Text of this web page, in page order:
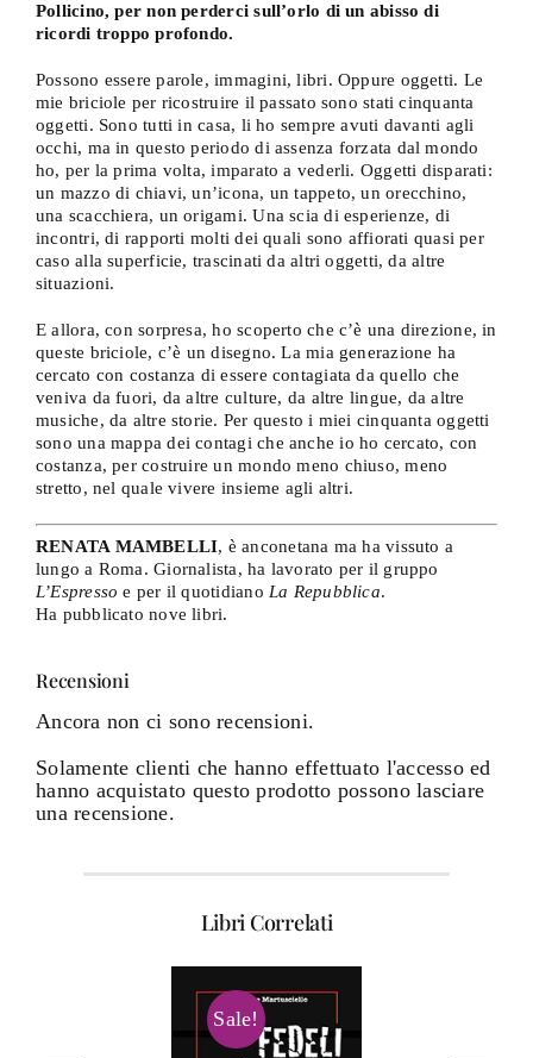
Pollicino, per non perderci sull’orlo di un abisso di
ricordi troppo profondo.
Possono essere parole, immagini, libri. Oppure oggetti. Le
mie briciole per ricostruire il passato sono stati cinquanta
oggetti. Sono tutti in casa, li ho sempre avuti davanti agli
occhi, ma in questo periodo di assenza forzata dal mondo
ho, per la prima volta, imparato a vederli. Oggetti disparati:
un mazzo di chiavi, un’icona, un tappeto, un orecchino,
una scacchiera, un origami. Una scia di esperienze, di
incontri, di rapporti molti dei quali sono affiorati quasi per
caso alla superficie, trascinati da altri oggetti, da altre
situazioni.
E allora, con sorpresa, ho scoperto che c’è una direzione, in
queste briciole, c’è un disegno. La mia generazione ha
cercato con costanza di essere contagiata da quello che
veniva da fuori, da altre culture, da altre lingue, da altre
musiche, da altre storie. Per questo i miei cinquanta oggetti
sono una mappa dei contagi che anche io ho cercato, con
costanza, per costruire un mondo meno chiuso, meno
stretto, nel quale vivere insieme agli altri.
RENATA MAMBELLI, è anconetana ma ha vissuto a
lungo a Roma. Giornalista, ha lavorato per il gruppo
L’Espresso e per il quotidiano La Repubblica.
Ha pubblicato nove libri.
Recensioni
Ancora non ci sono recensioni.
Solamente clienti che hanno effettuato l'accesso ed
hanno acquistato questo prodotto possono lasciare
una recensione.
Libri Correlati
Sale!